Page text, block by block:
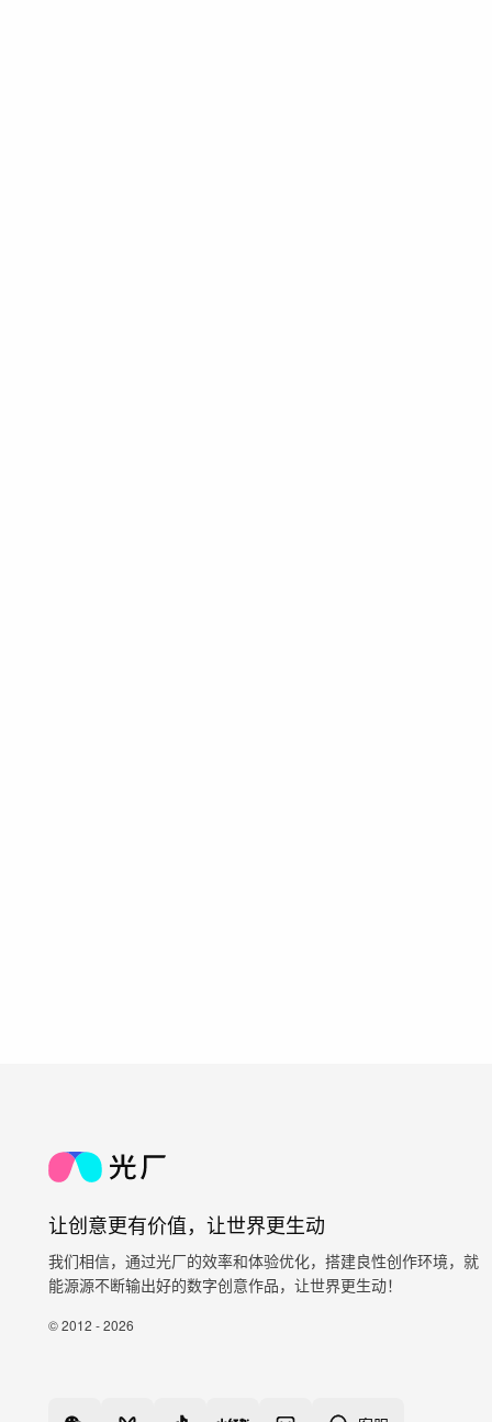
让创意更有价值，让世界更生动
我们相信，通过光厂的效率和体验优化，搭建良性创作环境，就
能源源不断输出好的数字创意作品，让世界更生动！
© 2012 - 2026